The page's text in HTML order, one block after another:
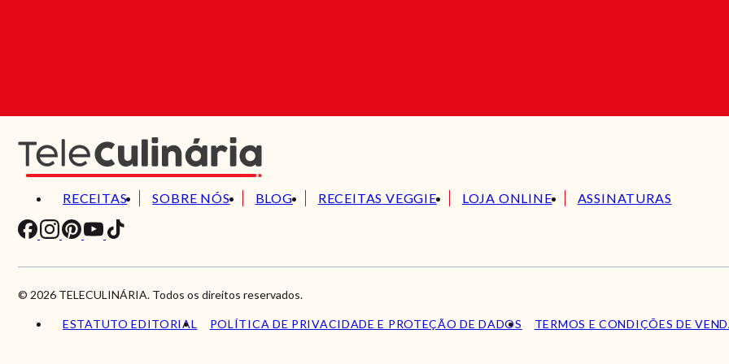
RECEITAS SOBRE NÓS BLOG RECEITAS VEGGIE LOJA ONLINE ASSINATURAS
© 2026 TELECULINÁRIA. Todos os direitos reservados.
ESTATUTO EDITORIAL POLÍTICA DE PRIVACIDADE E PROTEÇÃO DE DADOS TERMOS E CONDIÇÕES DE